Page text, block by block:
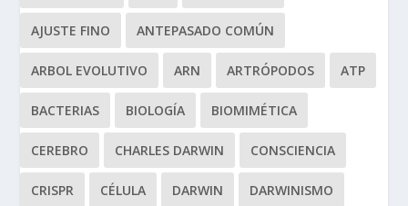
AJUSTE FINO ANTEPASADO COMÚN
ARBOL EVOLUTIVO ARN ARTRÓPODOS ATP
BACTERIAS BIOLOGÍA BIOMIMÉTICA
CEREBRO CHARLES DARWIN CONSCIENCIA
CRISPR CÉLULA DARWIN DARWINISMO